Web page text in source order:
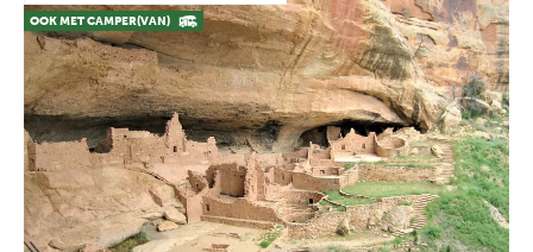
OOK MET CAMPER(VAN)